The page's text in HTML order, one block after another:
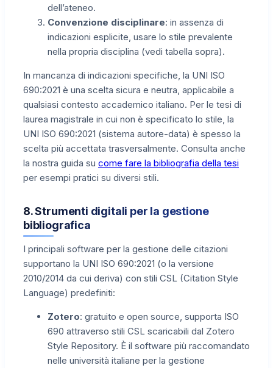
dell’ateneo.
Convenzione disciplinare: in assenza di
indicazioni esplicite, usare lo stile prevalente
nella propria disciplina (vedi tabella sopra).
In mancanza di indicazioni specifiche, la UNI ISO
690:2021 è una scelta sicura e neutra, applicabile a
qualsiasi contesto accademico italiano. Per le tesi di
laurea magistrale in cui non è specificato lo stile, la
UNI ISO 690:2021 (sistema autore-data) è spesso la
scelta più accettata trasversalmente. Consulta anche
la nostra guida su come fare la bibliografia della tesi
per esempi pratici su diversi stili.
8. Strumenti digitali per la gestione
bibliografica
I principali software per la gestione delle citazioni
supportano la UNI ISO 690:2021 (o la versione
2010/2014 da cui deriva) con stili CSL (Citation Style
Language) predefiniti:
Zotero: gratuito e open source, supporta ISO
690 attraverso stili CSL scaricabili dal Zotero
Style Repository. È il software più raccomandato
nelle università italiane per la gestione